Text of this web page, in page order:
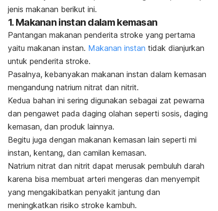
jenis makanan berikut ini.
1. Makanan instan dalam kemasan
Pantangan makanan penderita stroke yang pertama
yaitu makanan instan. Makanan instan tidak dianjurkan
untuk penderita stroke.
Pasalnya, kebanyakan makanan instan dalam kemasan
mengandung natrium nitrat dan nitrit.
Kedua bahan ini sering digunakan sebagai zat pewarna
dan pengawet pada daging olahan seperti sosis, daging
kemasan, dan produk lainnya.
Begitu juga dengan makanan kemasan lain seperti mi
instan, kentang, dan camilan kemasan.
Natrium nitrat dan nitrit dapat merusak pembuluh darah
karena bisa membuat arteri mengeras dan menyempit
yang mengakibatkan penyakit jantung dan
meningkatkan risiko stroke kambuh.